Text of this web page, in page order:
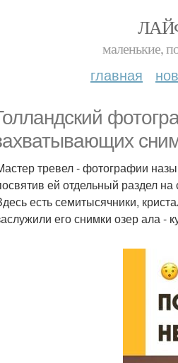
маленькие,
главная
тревел - фотографии
ей отдельный раздел
есть семитысячники,
его снимки озер ала -